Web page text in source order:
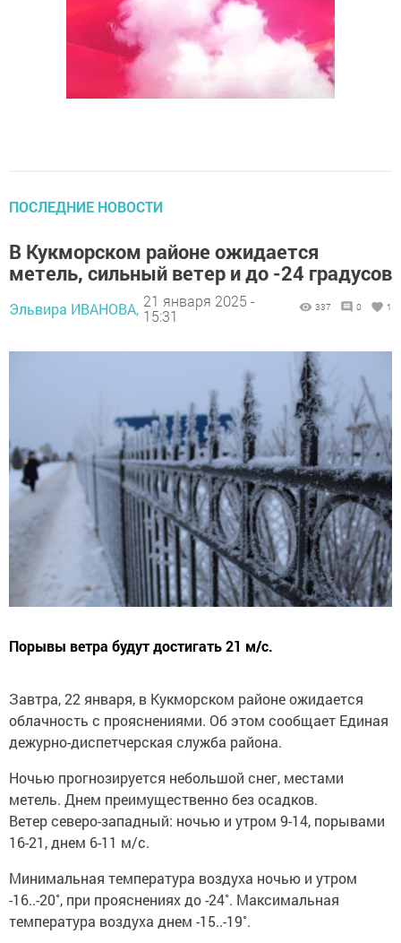
ПОСЛЕДНИЕ НОВОСТИ
В Кукморском районе ожидается
метель, сильный ветер и до -24 градусов
Эльвира ИВАНОВА, 21 января 2025 -
15:31
337 0 1
Порывы ветра будут достигать 21 м/с.
Завтра, 22 января, в Кукморском районе ожидается
облачность с прояснениями. Об этом сообщает Единая
дежурно-диспетчерская служба района.
Ночью прогнозируется небольшой снег, местами
метель. Днем преимущественно без осадков.
Ветер северо-западный: ночью и утром 9-14, порывами
16-21, днем 6-11 м/с.
Минимальная температура воздуха ночью и утром
-16..-20˚, при прояснениях до -24˚. Максимальная
температура воздуха днем -15..-19˚.